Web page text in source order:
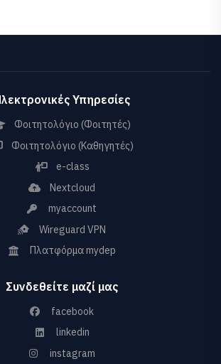
Υπηρεσίες
Φοιτητολόγιο (Φοιτητές)
Φοιτητολόγιο (Καθηγητές)
e-class
Nextcloud
myaccount
Wireguard VPN
Πλατφόρμα mydep
Συνδεθείτε μαζί μας
facebook
linkedin
instagram